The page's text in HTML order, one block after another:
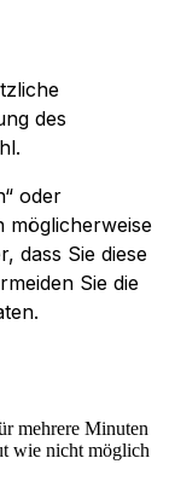
des
oder
möglicherweise
dass Sie diese
Sie die